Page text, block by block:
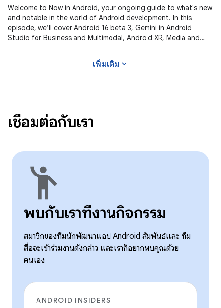
Welcome to Now in Android, your ongoing guide to what's new
and notable in the world of Android development. In this
episode, we’ll cover Android 16 beta 3, Gemini in Android
Studio for Business and Multimodal, Android XR, Media and
เพิ่มเติม expand_more
เชื่อมต่อกับเรา
emoji_people
พบกับเราที่งานกิจกรรม
สมาชิกของทีมนักพัฒนาแอป Android สัมพันธ์และ ทีม
สื่อจะเข้าร่วมงานดังกล่าว และเราก็อยากพบคุณด้วย
ตนเอง
ANDROID INSIDERS